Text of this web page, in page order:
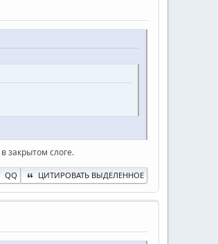
в закрытом слоге.
QQ ЦИТИРОВАТЬ ВЫДЕЛЕННОЕ